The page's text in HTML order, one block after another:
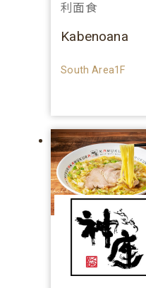
利面食
Kabenoana
South Area1F